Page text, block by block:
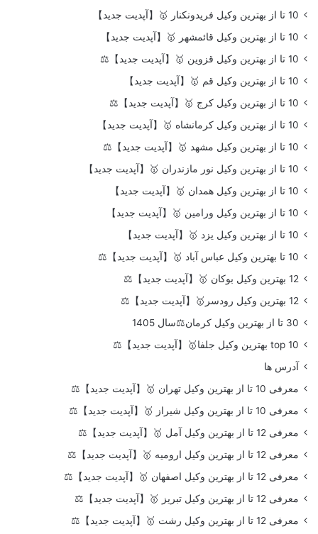
10 تا از بهترین وکیل فریدونکنار 🥇【آپدیت جدید】
10 تا از بهترین وکیل قائمشهر 🥇【آپدیت جدید】
10 تا از بهترین وکیل قزوین 🥇【آپدیت جدید】⚖️
10 تا از بهترین وکیل قم 🥇【آپدیت جدید】
10 تا از بهترین وکیل کرج 🥇【آپدیت جدید】⚖️
10 تا از بهترین وکیل کرمانشاه 🥇【آپدیت جدید】
10 تا از بهترین وکیل مشهد 🥇【آپدیت جدید】⚖️
10 تا از بهترین وکیل نور مازندران 🥇【آپدیت جدید】
10 تا از بهترین وکیل همدان 🥇【آپدیت جدید】
10 تا از بهترین وکیل ورامین 🥇【آپدیت جدید】
10 تا از بهترین وکیل یزد 🥇【آپدیت جدید】
10 تا بهترین وکیل عباس آباد 🥇【آپدیت جدید】⚖️
12 بهترین وکیل بوکان 🥇【آپدیت جدید】⚖️
12 بهترین وکیل رودسر🥇【آپدیت جدید】⚖️
30 تا از بهترین وکیل کرمان⚖️سال 1405
top 10 بهترین وکیل جلفا🥇【آپدیت جدید】⚖️
آدرس ها
معرفی 10 تا از بهترین وکیل تهران 🥇【آپدیت جدید】⚖️
معرفی 10 تا از بهترین وکیل شیراز 🥇【آپدیت جدید】⚖️
معرفی 12 تا از بهترین وکیل آمل 🥇【آپدیت جدید】⚖️
معرفی 12 تا از بهترین وکیل ارومیه 🥇【آپدیت جدید】⚖️
معرفی 12 تا از بهترین وکیل اصفهان 🥇【آپدیت جدید】⚖️
معرفی 12 تا از بهترین وکیل تبریز 🥇【آپدیت جدید】⚖️
معرفی 12 تا از بهترین وکیل رشت 🥇【آپدیت جدید】⚖️